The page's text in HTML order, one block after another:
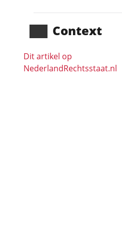
Context
Dit artikel op
NederlandRechts­staat.nl